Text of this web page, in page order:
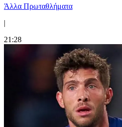
Άλλα Πρωταθλήματα
|
21:28